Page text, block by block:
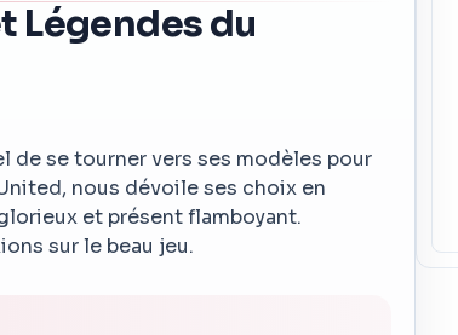
Légendes du
de se tourner vers ses modèles pour
nous dévoile ses choix en
et présent flamboyant.
sur le beau jeu.